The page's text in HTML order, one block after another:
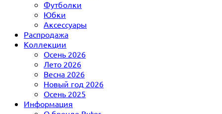
Футболки
Юбки
Аксессуары
Распродажа
Коллекции
Осень 2026
Лето 2026
Весна 2026
Новый год 2026
Осень 2025
Информация